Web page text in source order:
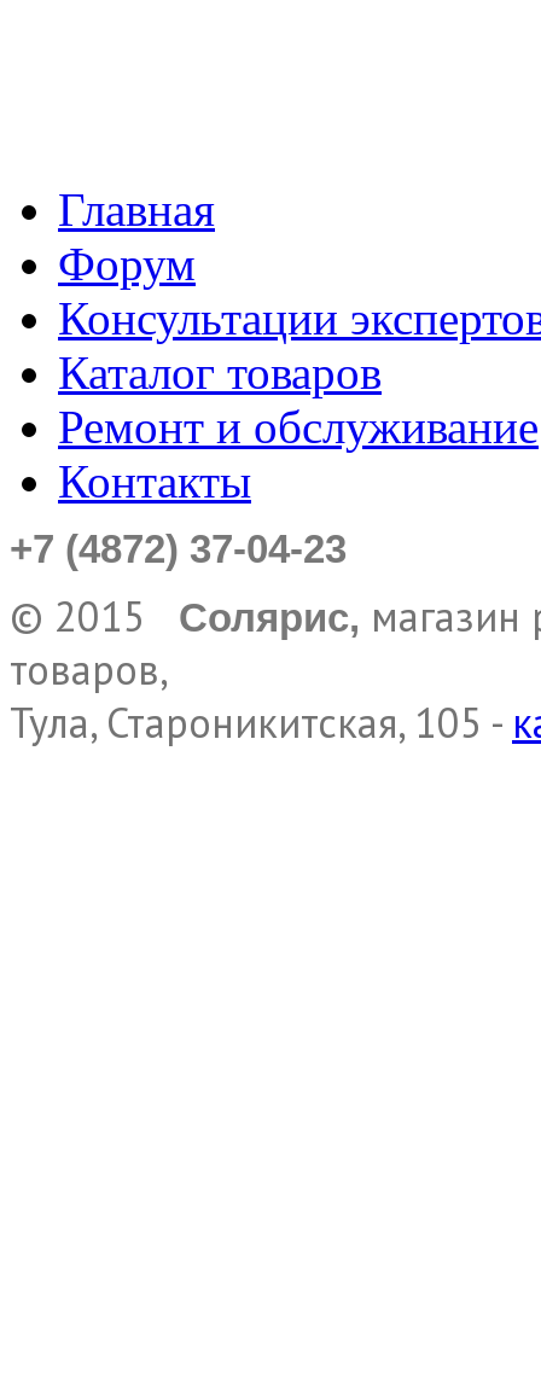
Главная
Форум
Консультации
Каталог товаров
Ремонт и обслуживание
Контакты
+7 (4872) 37-04-23
© 2015 Солярис, магазин
товаров,
Тула, Староникитская, 105 -